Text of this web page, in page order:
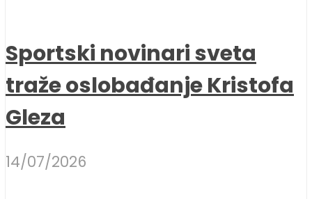
Sportski novinari sveta
traže oslobađanje Kristofa
Gleza
14/07/2026